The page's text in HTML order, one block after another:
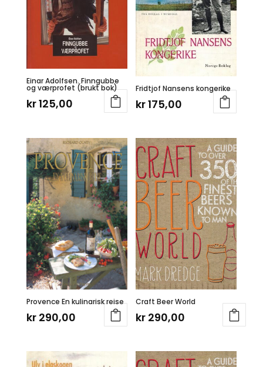
Einar Adolfsen. Finngubbe
og værprofet (brukt bok)
kr125,00
Fridtjof Nansens kongerike
kr175,00
Provence En kulinarisk reise
kr290,00
Craft Beer World
kr 290,00